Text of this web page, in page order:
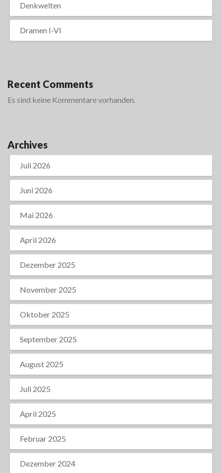
Denkwelten
Dramen I-VI
Recent Comments
Es sind keine Kommentare vorhanden.
Archives
Juli 2026
Juni 2026
Mai 2026
April 2026
Dezember 2025
November 2025
Oktober 2025
September 2025
August 2025
Juli 2025
April 2025
Februar 2025
Dezember 2024